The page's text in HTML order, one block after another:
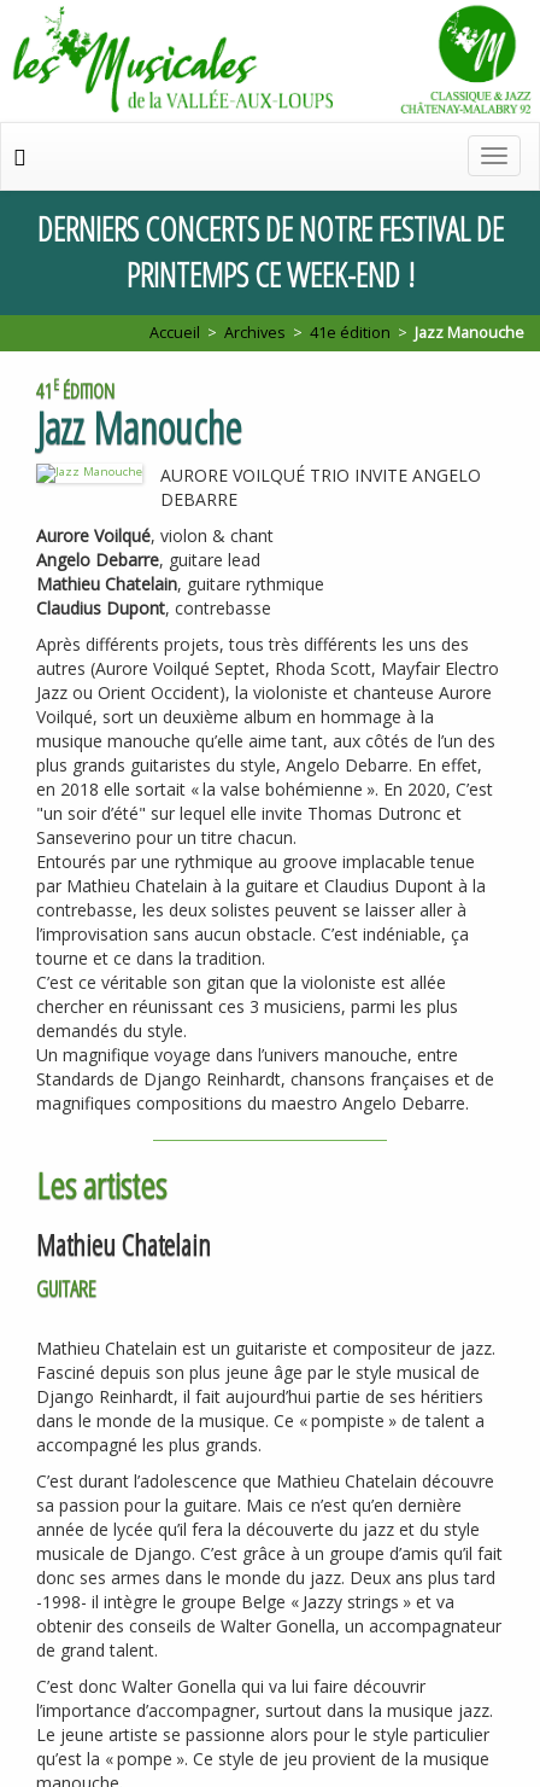
de
DERNIERSCONCERTSDENOTREFESTIVALDE
PRINTEMPSCEWEEK-END !
Accueil >Archives >41e édition >Jazz Manouche
41E ÉDITION
Jazz Manouche
AURORE VOILQUÉ TRIO INVITE ANGELO
DEBARRE
Aurore Voilqué, violon & chant
Angelo Debarre, guitare lead
Mathieu Chatelain, guitare rythmique
Claudius Dupont, contrebasse
Après différents projets, tous très différents les uns des
autres (Aurore Voilqué Septet, Rhoda Scott, Mayfair Electro
Jazz ou Orient Occident), la violoniste et chanteuse Aurore
Voilqué, sort un deuxième album en hommage à la
musique manouche qu’elle aime tant, aux côtés de l’un des
plus grands guitaristes du style, Angelo Debarre. En effet,
en 2018 elle sortait «la valse bohémienne ». En 2020, C’est
"un soir d’été" sur lequel elle invite Thomas Dutronc et
Sanseverino pour un titre chacun.
Entourés par une rythmique au groove implacable tenue
par Mathieu Chatelain à la guitare et Claudius Dupont à la
contrebasse, les deux solistes peuvent se laisser aller à
l’improvisation sans aucun obstacle. C’est indéniable, ça
tourne et ce dans la tradition.
C’est ce véritable son gitan que la violoniste est allée
chercher en réunissant ces 3 musiciens, parmi les plus
demandés du style.
Un magnifique voyage dans l’univers manouche, entre
Standards de Django Reinhardt, chansons françaises et de
magnifiques compositions du maestro Angelo Debarre.
Les artistes
Mathieu Chatelain
GUITARE
Mathieu Chatelain est un guitariste et compositeur de jazz.
Fasciné depuis son plus jeune âge par le style musical de
Django Reinhardt, il fait aujourd’hui partie de ses héritiers
dans le monde de la musique. Ce «pompiste » de talent a
accompagné les plus grands.
C’est durant l’adolescence que Mathieu Chatelain découvre
sa passion pour la guitare. Mais ce n’est qu’en dernière
année de lycée qu’il fera la découverte du jazz et du style
musicale de Django. C’est grâce à un groupe d’amis qu’il fait
donc ses armes dans le monde du jazz. Deux ans plus tard
-1998- il intègre le groupe Belge « Jazzy strings » et va
obtenir des conseils de Walter Gonella, un accompagnateur
de grand talent.
C’est donc Walter Gonella qui va lui faire découvrir
l’importance d’accompagner, surtout dans la musique jazz.
Le jeune artiste se passionne alors pour le style particulier
qu’est la «pompe ». Ce style de jeu provient de la musique